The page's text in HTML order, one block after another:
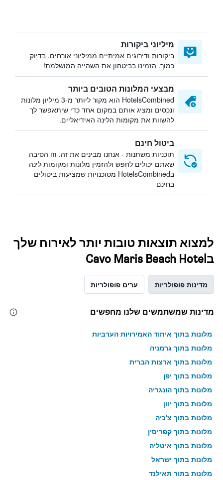
מיליוני ביקורות
ביקורות ודירוגים אמיתיים ממיליוני אורחים, בדיוק
כמוך. הזמינו בביטחון את השהייה המושלמת!
מבצעי המלונות הטובים ביותר
HotelsCombined הוא מקור ליותר מ-3 מיליון מלונות
ונכסים ומציג אותם במקום אחד כדי שיתאפשר לך
להשוות את מקומות הלינה האידיאליים.
ביטול חינם
תוכניות משתנות - אנחנו מבינים את זה. וזו הסיבה
שאתם יכולים לחפש ולהזמין מלונות ומקומות לינה
בHotelsCombined מסוכנויות שמציעות ביטולים
בחינם
למצוא תוצאות טובות יותר לאירוח שלך
בCavo Maris Beach Hotel
מדינות פופולריות ערים פופולריות
מדינות שמשתמשים שלנו מחפשים
מלונות בתוך איחוד האמירויות הערביות
מלונות בתוך גרמניה
מלונות בתוך ארצות הברית
מלונות בתוך יפן
מלונות בתוך הונגריה
מלונות בתוך יוון
מלונות בתוך צ'כיה
מלונות בתוך קפריסין
מלונות בתוך איטליה
מלונות בתוך ישראל
מלונות בתוך תאילנד